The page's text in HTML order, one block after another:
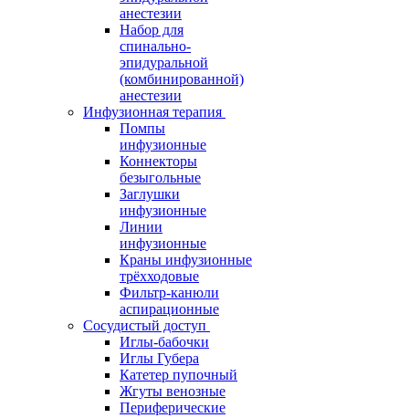
анестезии
Набор для
спинально-
эпидуральной
(комбинированной)
анестезии
Инфузионная терапия
Помпы
инфузионные
Коннекторы
безыгольные
Заглушки
инфузионные
Линии
инфузионные
Краны инфузионные
трёхходовые
Фильтр-канюли
аспирационные
Сосудистый доступ
Иглы-бабочки
Иглы Губера
Катетер пупочный
Жгуты венозные
Периферические